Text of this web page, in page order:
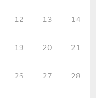
12 13 14
19 20 21
26 27 28